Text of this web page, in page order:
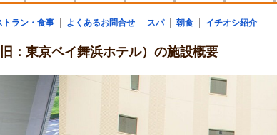
トラン・食事 よくあるお問合せ スパ 朝食 イチオシ紹介
：東京ベイ舞浜ホテル）の施設概要